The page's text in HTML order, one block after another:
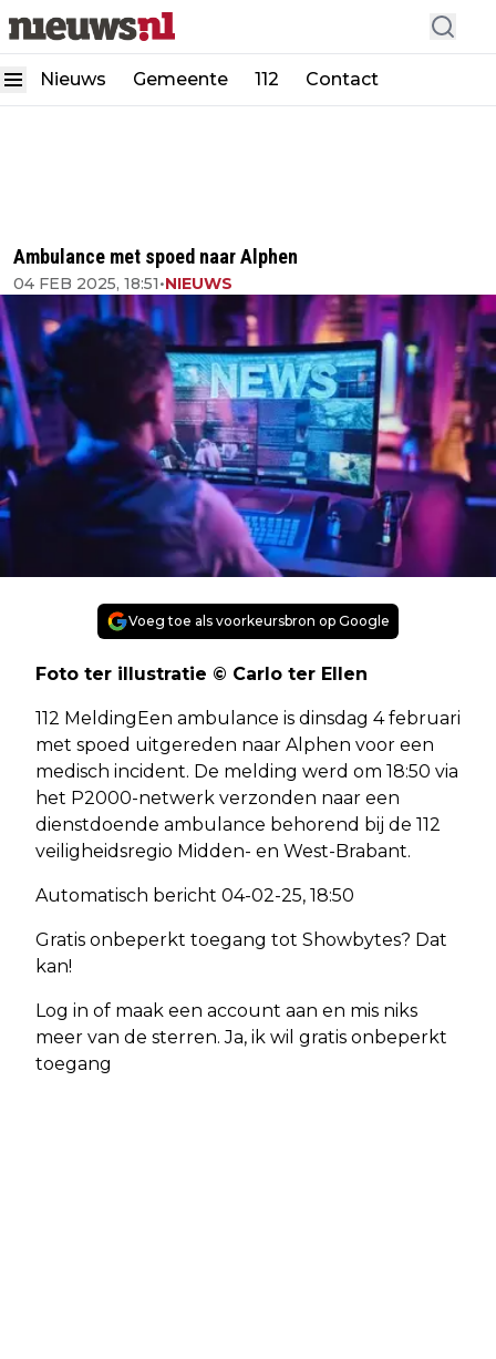
Nieuws Gemeente 112 Contact
Ambulance met spoed naar Alphen
04 FEB 2025, 18:51•NIEUWS
Voeg toe als voorkeursbron op Google
Foto ter illustratie © Carlo ter Ellen
112 MeldingEen ambulance is dinsdag 4 februari
met spoed uitgereden naar Alphen voor een
medisch incident. De melding werd om 18:50 via
het P2000-netwerk verzonden naar een
dienstdoende ambulance behorend bij de 112
veiligheidsregio Midden- en West-Brabant.
Automatisch bericht 04-02-25, 18:50
Gratis onbeperkt toegang tot Showbytes? Dat
kan!
Log in of maak een account aan en mis niks
meer van de sterren. Ja, ik wil gratis onbeperkt
toegang